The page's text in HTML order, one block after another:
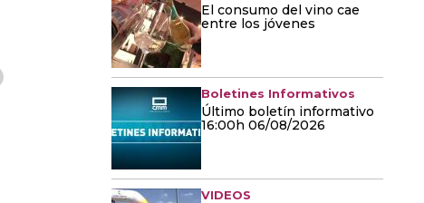
El consumo del vino cae
entre los jóvenes
Boletines Informativos
Último boletín informativo
16:00h 06/08/2026
VIDEOS